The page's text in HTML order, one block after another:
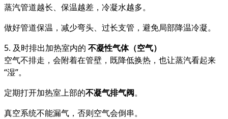
蒸汽管道越长、保温越差，冷凝水越多。
做好管道保温，减少弯头、过长支管，避免局部降温冷凝。
5. 及时排出加热室内的 不凝性气体（空气）
空气不排走，会附着在管壁，既降低换热，也让蒸汽看起来
“湿”。
定期打开加热室上部的不凝气排气阀。
真空系统不能漏气，否则空气会倒串。